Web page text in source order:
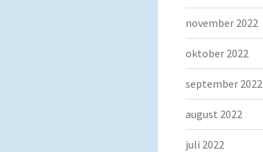
november 2022
oktober 2022
september 2022
august 2022
juli 2022